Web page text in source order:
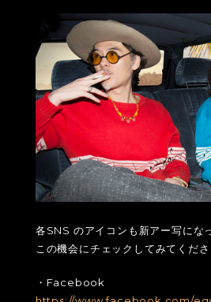
各SNS のアイコンも新アー写にな
この機会にチェックしてみてくださ
・Facebook